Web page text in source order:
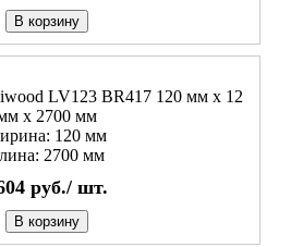
В корзину
LV123 BR417 120 мм х 12
х 2700 мм
120 мм
2700 мм
руб./ шт.
В корзину